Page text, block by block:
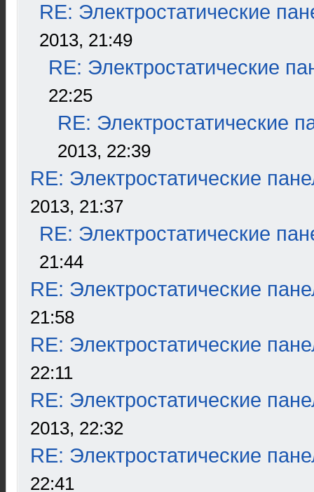
RE: Электростатические
2013, 21:49
RE: Электростатические
22:25
RE: Электростатические
2013, 22:39
RE: Электростатические
2013, 21:37
RE: Электростатические
21:44
RE: Электростатические
21:58
RE: Электростатические
22:11
RE: Электростатические
2013, 22:32
RE: Электростатические
22:41